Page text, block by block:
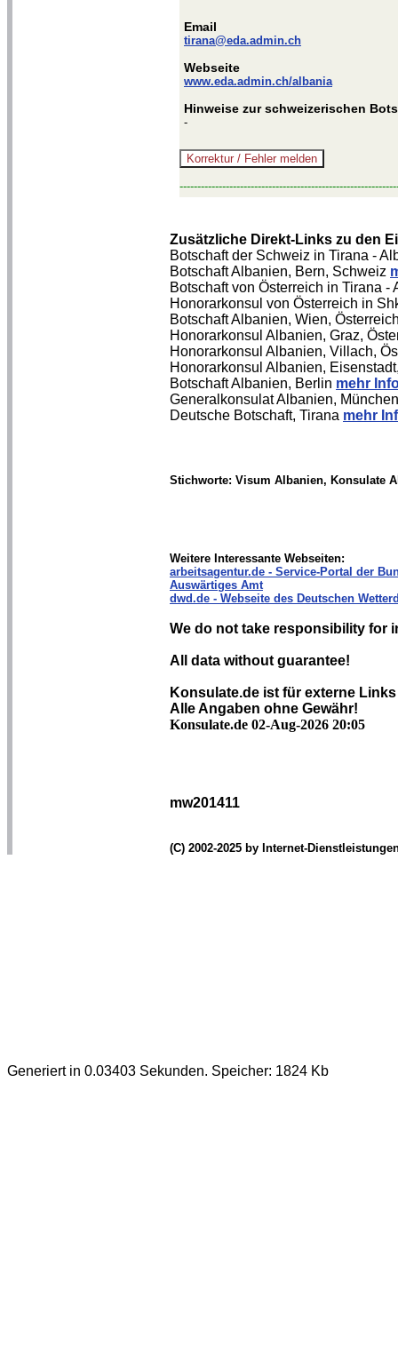
Email
tirana@eda.admin.ch
Webseite
www.eda.admin.ch/albania
Hinweise zur schweizerischen
-
Zusätzliche Direkt-Links zu den
Botschaft der Schweiz in Tirana -
Botschaft Albanien, Bern, Schweiz
Botschaft von Österreich in Tirana -
Honorarkonsul von Österreich in
Botschaft Albanien, Wien,
Honorarkonsul Albanien, Graz,
Honorarkonsul Albanien, Villach,
Honorarkonsul Albanien,
Botschaft Albanien, Berlin mehr
Generalkonsulat Albanien,
Deutsche Botschaft, Tirana mehr
Stichworte: Visum Albanien, Konsulate
Weitere Interessante Webseiten:
arbeitsagentur.de - Service-Portal der
Auswärtiges Amt
dwd.de - Webseite des Deutschen
We do not take responsibility for
All data without guarantee!
Konsulate.de ist für externe
Alle Angaben ohne Gewähr!
Konsulate.de 02-Aug-2026 20:05
mw201411
(C) 2002-2025 by Internet-
Generiert in 0.03403 Sekunden. Speicher: 1824 Kb